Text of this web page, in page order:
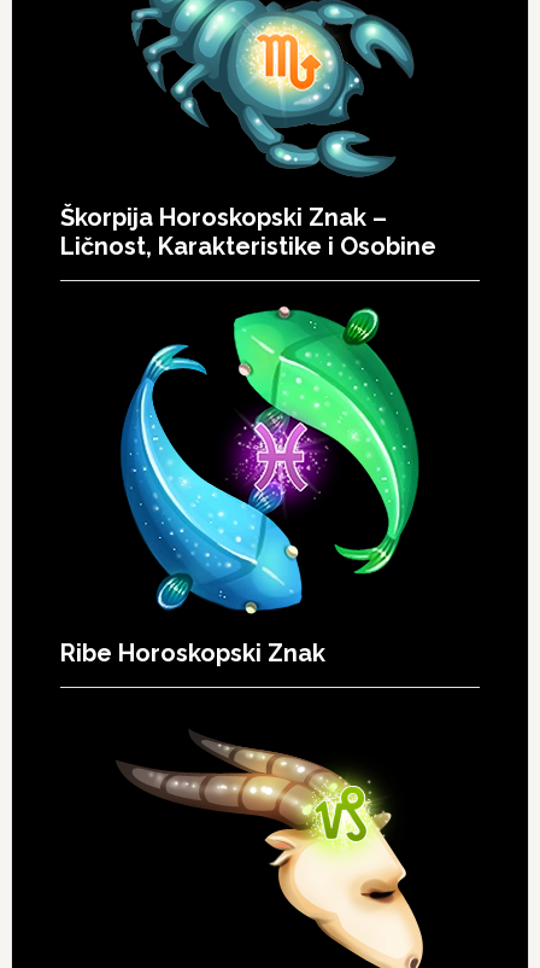
Škorpija Horoskopski Znak –
Ličnost, Karakteristike i Osobine
Ribe Horoskopski Znak